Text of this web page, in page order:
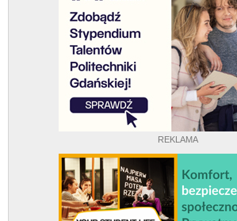
REKLAMA